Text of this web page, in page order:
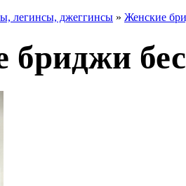
легинсы, джеггинсы » Женские
бриджи